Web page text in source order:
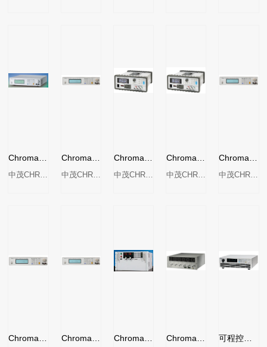
Chroma 62050P-100-100可编程直流电源
中茂CHROMA
Chroma 62006P-30-80 可程控直流电源
中茂CHROMA
Chroma 62010L-36-7可编程直流电源供应器
中茂CHROMA
Chroma 62015L-60-6可程控直流电源供应器
中茂CHROMA
Chroma 62024P-600-8可程控直流电源
中茂CHROMA
Chroma 62024P-100-50可程控直流电源 Chroma 62024P-80-60可程控直流电源 Chroma 62000K系列可编程直流电源供应器 Chroma 62000B系列模块式直流电源 可程控直流电源供应器(太阳电池阵列模拟功能)MODEL62000H-S系列